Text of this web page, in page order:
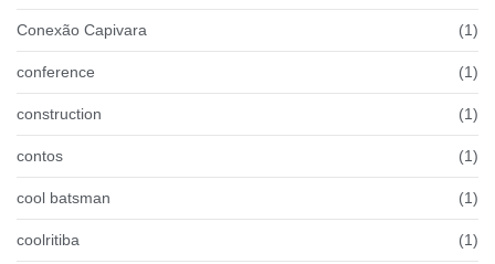
Conexão Capivara (1)
conference (1)
construction (1)
contos (1)
cool batsman (1)
coolritiba (1)